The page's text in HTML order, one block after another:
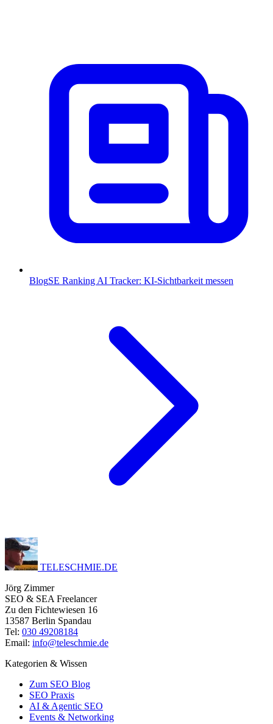
BlogSE Ranking AI Tracker: KI-Sichtbarkeit messen
TELESCHMIE.DE
Jörg Zimmer
SEO & SEA Freelancer
Zu den Fichtewiesen 16
13587 Berlin Spandau
Tel: 030 49208184
Email: info@teleschmie.de
Kategorien & Wissen
Zum SEO Blog
SEO Praxis
AI & Agentic SEO
Events & Networking